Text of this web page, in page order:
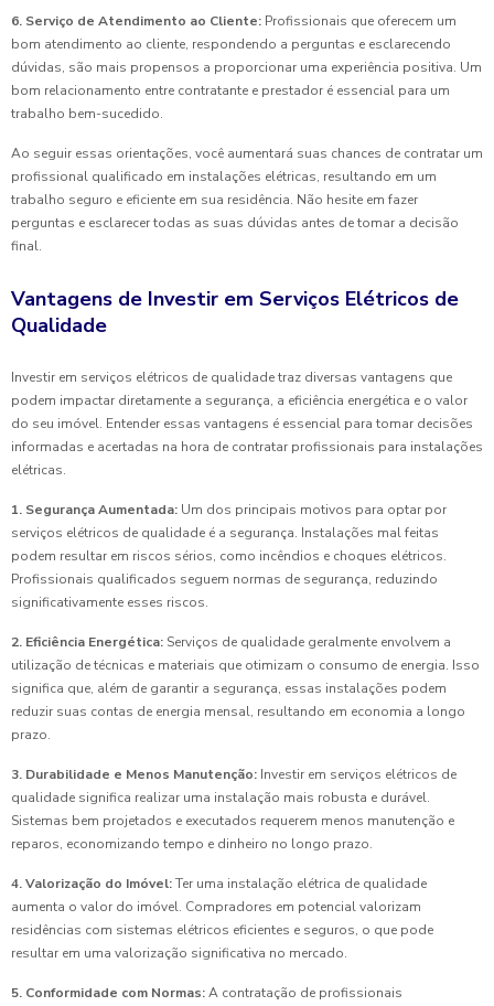
6. Serviço de Atendimento ao Cliente: Profissionais que oferecem um
bom atendimento ao cliente, respondendo a perguntas e esclarecendo
dúvidas, são mais propensos a proporcionar uma experiência positiva. Um
bom relacionamento entre contratante e prestador é essencial para um
trabalho bem-sucedido.
Ao seguir essas orientações, você aumentará suas chances de contratar um
profissional qualificado em instalações elétricas, resultando em um
trabalho seguro e eficiente em sua residência. Não hesite em fazer
perguntas e esclarecer todas as suas dúvidas antes de tomar a decisão
final.
Vantagens de Investir em Serviços Elétricos de
Qualidade
Investir em serviços elétricos de qualidade traz diversas vantagens que
podem impactar diretamente a segurança, a eficiência energética e o valor
do seu imóvel. Entender essas vantagens é essencial para tomar decisões
informadas e acertadas na hora de contratar profissionais para instalações
elétricas.
1. Segurança Aumentada: Um dos principais motivos para optar por
serviços elétricos de qualidade é a segurança. Instalações mal feitas
podem resultar em riscos sérios, como incêndios e choques elétricos.
Profissionais qualificados seguem normas de segurança, reduzindo
significativamente esses riscos.
2. Eficiência Energética: Serviços de qualidade geralmente envolvem a
utilização de técnicas e materiais que otimizam o consumo de energia. Isso
significa que, além de garantir a segurança, essas instalações podem
reduzir suas contas de energia mensal, resultando em economia a longo
prazo.
3. Durabilidade e Menos Manutenção: Investir em serviços elétricos de
qualidade significa realizar uma instalação mais robusta e durável.
Sistemas bem projetados e executados requerem menos manutenção e
reparos, economizando tempo e dinheiro no longo prazo.
4. Valorização do Imóvel:Ter uma instalação elétrica de qualidade
aumenta o valor do imóvel. Compradores em potencial valorizam
residências com sistemas elétricos eficientes e seguros, o que pode
resultar em uma valorização significativa no mercado.
5. Conformidade com Normas:A contratação de profissionais